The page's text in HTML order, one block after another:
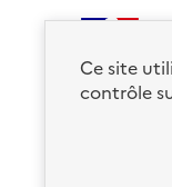
Ce site
contrôle